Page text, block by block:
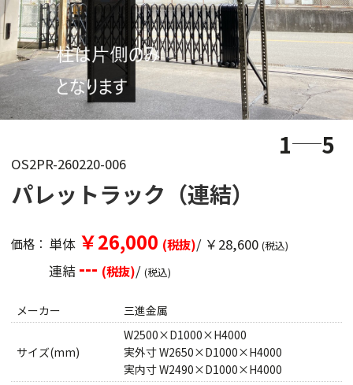
1 5
OS2PR-260220-006
パレットラック（連結）
価格： 単体 ￥26,000 (税抜)/ ￥28,600 (税込)
連結 --- (税抜)/(税込)
メーカー 三進金属
サイズ(mm)
W2500×D1000×H4000
実外寸 W2650×D1000×H4000
実内寸 W2490×D1000×H4000